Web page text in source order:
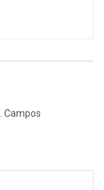
Campos